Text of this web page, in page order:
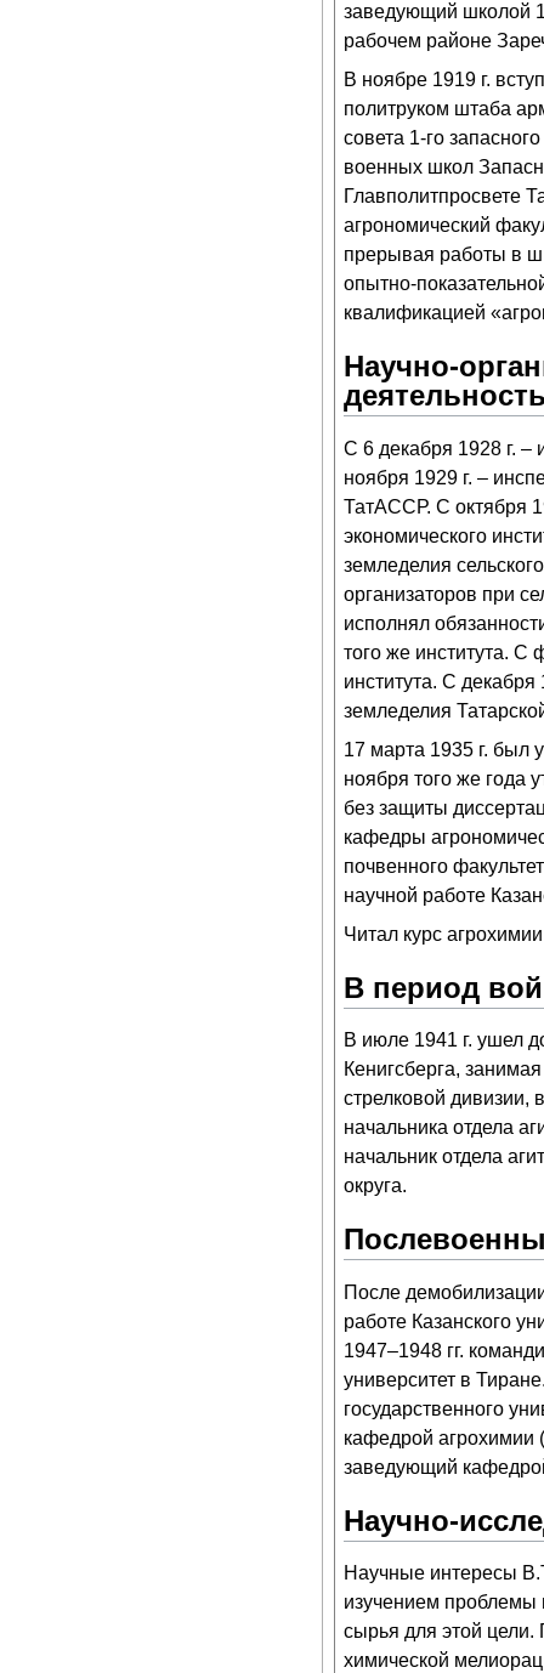
заведующий школой
рабочем районе
В ноябре 1919 г.
политруком штаба
совета 1-го
военных школ
Главполитпросвете
агрономический
прерывая работы в
опытно-
квалификацией
Научно-
С 6 декабря 1928 г. –
ноября 1929 г. –
ТатАССР. С октября
экономического
земледелия
организаторов при
исполнял
того же института. С
института. С
земледелия
17 марта 1935 г. был
ноября того же года
без защиты
кафедры
почвенного
научной работе
Читал курс
В период
В июле 1941 г. ушел
Кенигсберга,
стрелковой
начальника отдела
начальник отдела
округа.
После
работе Казанского
1947–1948 гг.
университет в
государственного
кафедрой агрохимии
заведующий
Научно-
Научные интересы
изучением проблемы
сырья для этой
химической